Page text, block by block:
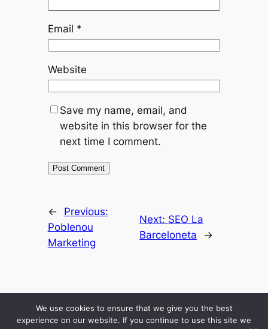
Email *
Website
Save my name, email, and
website in this browser for the
next time I comment.
←
Previous:
Poblenou
Marketing
Next: SEO La
Barceloneta
→
ResultadosMis SecretosBlog EconomicoPodcastAbout Me
Comunidad
We use cookies to ensure that we give you the best
experience on our website. If you continue to use this site we